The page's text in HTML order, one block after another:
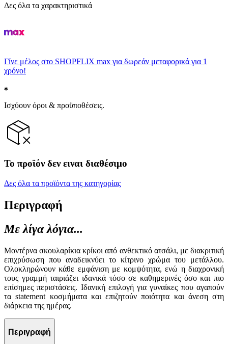
Δες όλα τα χαρακτηριστικά
Γίνε μέλος στο SHOPFLIX max για δωρεάν μεταφορικά για 1
χρόνο!
Ισχύουν όροι & προϋποθέσεις.
Το προϊόν δεν ειναι διαθέσιμο
Δες όλα τα προϊόντα της κατηγορίας
Περιγραφή
Με λίγα λόγια...
Μοντέρνα σκουλαρίκια κρίκοι από ανθεκτικό ατσάλι, με διακριτική
επιχρύσωση που αναδεικνύει το κίτρινο χρώμα του μετάλλου.
Ολοκληρώνουν κάθε εμφάνιση με κομψότητα, ενώ η διαχρονική
τους γραμμή ταιριάζει ιδανικά τόσο σε καθημερινές όσο και πιο
επίσημες περιστάσεις. Ιδανική επιλογή για γυναίκες που αγαπούν
τα statement κοσμήματα και επιζητούν ποιότητα και άνεση στη
διάρκεια της ημέρας.
Περιγραφή